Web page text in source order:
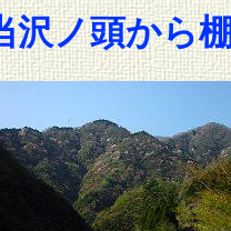
沢ノ頭から